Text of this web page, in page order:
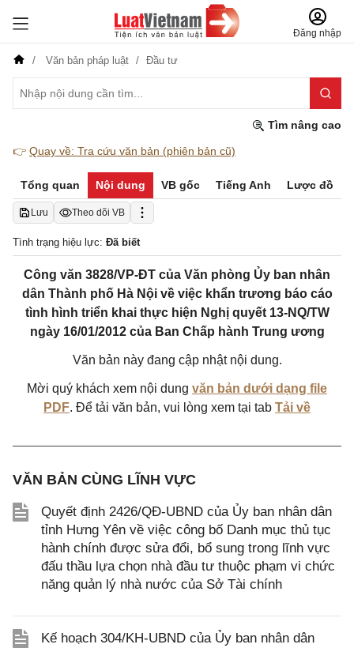
Đăng nhập
Văn bản pháp luật Đầu tư
Tìm nâng cao
👉 Quay về: Tra cứu văn bản (phiên bản cũ)
Tổng quan Nội dung VB gốc Tiếng Anh Lược đồ
Lưu Theo dõi VB
Tình trạng hiệu lực: Đã biết
Công văn 3828/VP-ĐT của Văn phòng Ủy ban nhân
dân Thành phố Hà Nội về việc khẩn trương báo cáo
tình hình triển khai thực hiện Nghị quyết 13-NQ/TW
ngày 16/01/2012 của Ban Chấp hành Trung ương
Văn bản này đang cập nhật nội dung.
Mời quý khách xem nội dung văn bản dưới dạng file
PDF. Để tải văn bản, vui lòng xem tại tab Tải về
VĂN BẢN CÙNG LĨNH VỰC
Quyết định 2426/QĐ-UBND của Ủy ban nhân dân
tỉnh Hưng Yên về việc công bố Danh mục thủ tục
hành chính được sửa đổi, bổ sung trong lĩnh vực
đấu thầu lựa chọn nhà đầu tư thuộc phạm vi chức
năng quản lý nhà nước của Sở Tài chính
Kế hoạch 304/KH-UBND của Ủy ban nhân dân